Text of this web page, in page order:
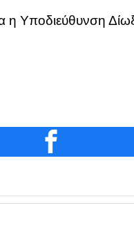
η Υποδιεύθυνση